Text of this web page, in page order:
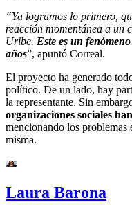
“Ya logramos lo primero,
reacción momentánea a un
Uribe. Este es un
años”, apuntó Correal.
El proyecto ha generado
político. De un lado, hay
la representante. Sin
organizaciones sociales
mencionando los problemas
misma.
Laura Barona